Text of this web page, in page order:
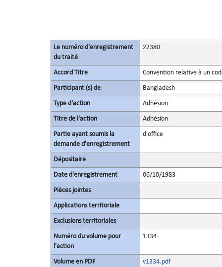
Le numéro d'enregistrement
du traité
22380
Accord Titre Convention relative à un
Participant (s) de Bangladesh
Type d'action Adhésion
Titre de l'action Adhésion
Partie ayant soumis la
demande d’enregistrement
d'office
Dépositaire
Date d'enregistrement 06/10/1983
Pièces jointes
Applications territoriale
Exclusions territoriales
Numéro du volume pour
l'action
1334
Volume en PDF v1334.pdf